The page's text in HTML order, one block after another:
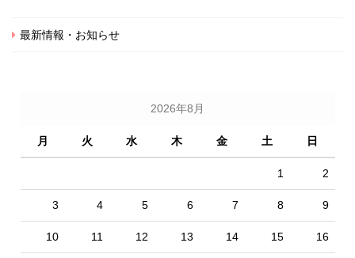
最新情報・お知らせ
2026年8月
月 火 水 木 金 土 日
1 2
3 4 5 6 7 8 9
10 11 12 13 14 15 16